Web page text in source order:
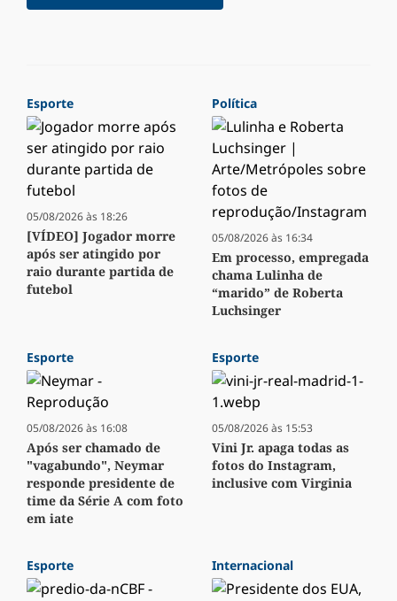
Esporte
05/08/2026 às 18:26
[VÍDEO] Jogador morre
após ser atingido por
raio durante partida de
futebol
Política
05/08/2026 às 16:34
Em processo, empregada
chama Lulinha de
“marido” de Roberta
Luchsinger
Esporte
05/08/2026 às 16:08
Após ser chamado de
"vagabundo", Neymar
responde presidente de
time da Série A com foto
em iate
Esporte
05/08/2026 às 15:53
Vini Jr. apaga todas as
fotos do Instagram,
inclusive com Virginia
Esporte Internacional